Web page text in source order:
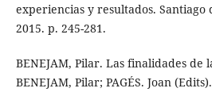
experiencias y resultados. Santiago
2015. p. 245-281.
BENEJAM, Pilar. Las finalidades de
BENEJAM, Pilar; PAGÉS. Joan